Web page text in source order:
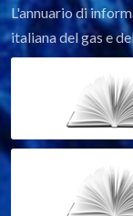
L'annuario di
italiana del gas e